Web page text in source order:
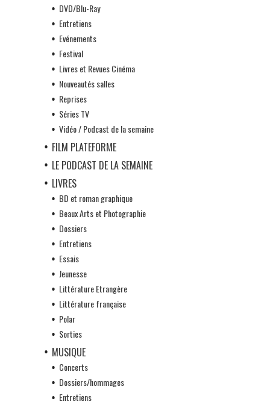
DVD/Blu-Ray
Entretiens
Evénements
Festival
Livres et Revues Cinéma
Nouveautés salles
Reprises
Séries TV
Vidéo / Podcast de la semaine
FILM PLATEFORME
LE PODCAST DE LA SEMAINE
LIVRES
BD et roman graphique
Beaux Arts et Photographie
Dossiers
Entretiens
Essais
Jeunesse
Littérature Etrangère
Littérature française
Polar
Sorties
MUSIQUE
Concerts
Dossiers/hommages
Entretiens